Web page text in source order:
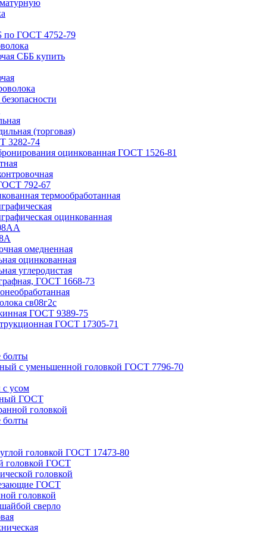
по ГОСТ 4752-79
СББ купить
(торговая)
3282-74
оцинкованная ГОСТ 1526-81
792-67
термообработанная
оцинкованная
омедненная
оцинкованная
углеродистая
ГОСТ 1668-73
св08г2с
ГОСТ 9389-75
ГОСТ 17305-71
болты
с уменьшенной головкой ГОСТ 7796-70
с усом
ГОСТ
головкой
болты
головкой ГОСТ 17473-80
головкой ГОСТ
головкой
ГОСТ
головкой
сверло